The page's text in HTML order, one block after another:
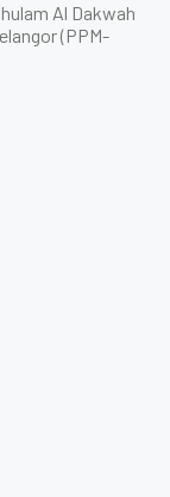
Al Dakwah
(PPM-